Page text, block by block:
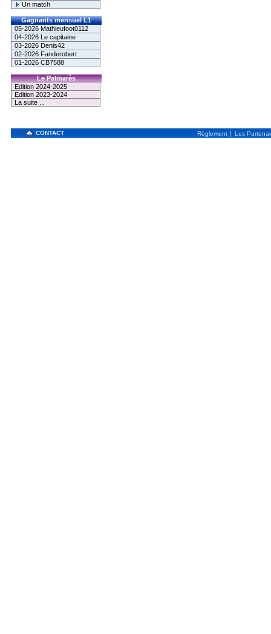
Un match
Gagnants mensuel L1
05-2026 Mathieufoot0112
04-2026 Le capitaine
03-2026 Denis42
02-2026 Fanderobert
01-2026 CB7588
Le Palmarès
Edition 2024-2025
Edition 2023-2024
La suite ...
CONTACT Règlement | Les